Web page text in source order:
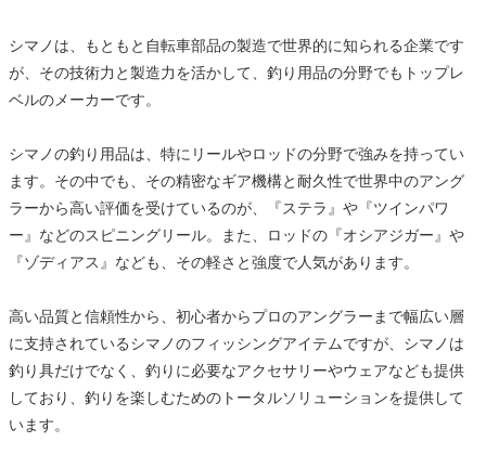
シマノは、もともと自転車部品の製造で世界的に知られる企業です
が、その技術力と製造力を活かして、釣り用品の分野でもトップレ
ベルのメーカーです。
シマノの釣り用品は、特にリールやロッドの分野で強みを持ってい
ます。その中でも、その精密なギア機構と耐久性で世界中のアング
ラーから高い評価を受けているのが、『ステラ』や『ツインパワ
ー』などのスピニングリール。また、ロッドの『オシアジガー』や
『ゾディアス』なども、その軽さと強度で人気があります。
高い品質と信頼性から、初心者からプロのアングラーまで幅広い層
に支持されているシマノのフィッシングアイテムですが、シマノは
釣り具だけでなく、釣りに必要なアクセサリーやウェアなども提供
しており、釣りを楽しむためのトータルソリューションを提供して
います。